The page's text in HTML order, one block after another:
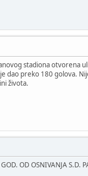
stadiona otvorena
dao preko 180 golova.
života.
OD OSNIVANJA S.D.